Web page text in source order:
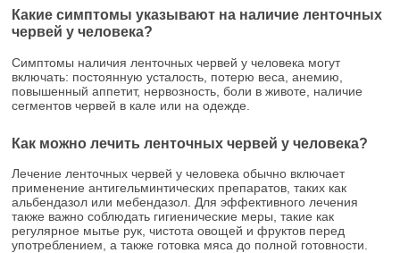
Какие симптомы указывают на наличие ленточных
червей у человека?
Симптомы наличия ленточных червей у человека могут
включать: постоянную усталость, потерю веса, анемию,
повышенный аппетит, нервозность, боли в животе, наличие
сегментов червей в кале или на одежде.
Как можно лечить ленточных червей у человека?
Лечение ленточных червей у человека обычно включает
применение антигельминтических препаратов, таких как
альбендазол или мебендазол. Для эффективного лечения
также важно соблюдать гигиенические меры, такие как
регулярное мытье рук, чистота овощей и фруктов перед
употреблением, а также готовка мяса до полной готовности.